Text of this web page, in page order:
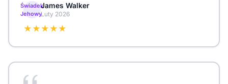
Świadek
Jehowy
James Walker
Luty 2026
★★★★★